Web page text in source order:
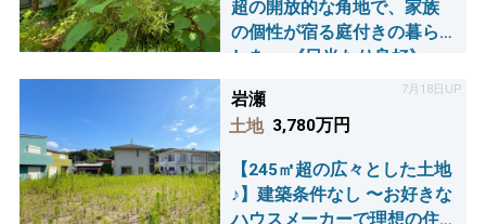
超の開放的な角地で、家族
の個性が宿る庭付きの暮ら
しを～ 《日当たり良好》
×《閑静なエリア》古屋付き
土地
7月18日UP
岩瀬
土地 3,780万円
【245㎡超の広々とした土地
♪】建築条件なし 〜お好きな
ハウスメーカーで理想の住